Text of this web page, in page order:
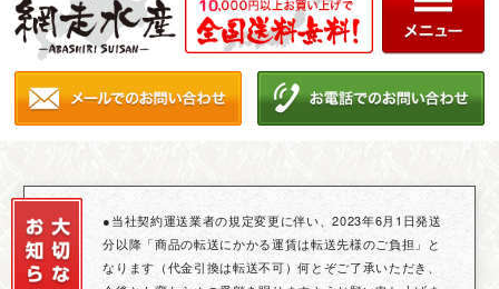
●当社契約運送業者の規定変更に伴い、2023年6月1日発送
分以降「商品の転送にかかる運賃は転送先様のご負担」と
なります（代金引換は転送不可）何とぞご了承いただき、